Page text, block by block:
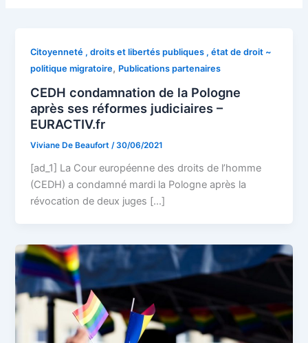
Citoyenneté , droits et libertés publiques , état de droit ~
politique migratoire, Publications partenaires
CEDH condamnation de la Pologne
après ses réformes judiciaires –
EURACTIV.fr
Viviane De Beaufort /30/06/2021
[ad_1] La Cour européenne des droits de l’homme
(CEDH) a condamné mardi la Pologne après la
révocation de deux juges […]